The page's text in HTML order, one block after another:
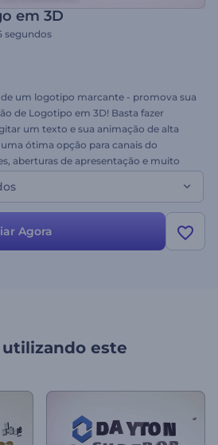
em 3D
segundos
um logotipo marcante - promova sua
de Logotipo em 3D! Basta fazer
um texto e sua animação de alta
ótima opção para canais do
aberturas de apresentação e muito
Agora
este